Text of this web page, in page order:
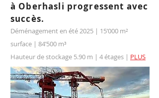
à Oberhasli progressent avec
succès.
Déménagement en été 2025 | 15’000 m²
surface | 84’500 m³
Hauteur de stockage 5.90 m | 4 étages | PLUS